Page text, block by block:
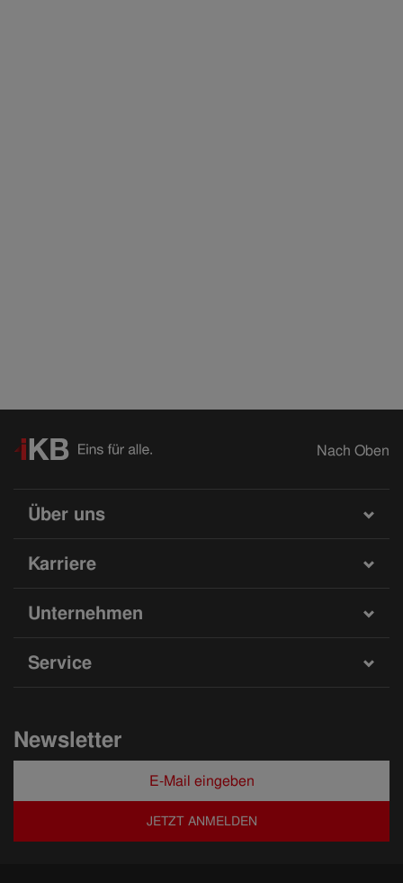
Nach Oben
Über uns
Karriere
Unternehmen
Service
Newsletter
JETZT ANMELDEN